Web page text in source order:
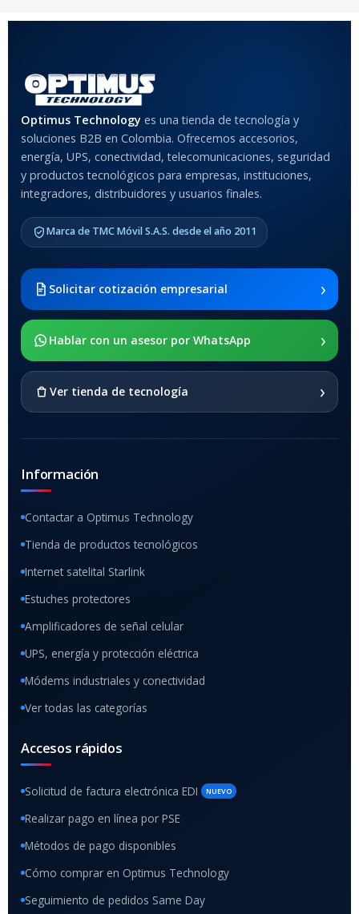
COLOR
Anti-Shock
MODELO DE TABLETS
COMPATIBLES
2021 SM-x200 / Samsung
Galaxy Tab A8 10.5 2021 SM-
x205
SOPORTE DE APOYO
Optimus Technology es una tienda de tecnología y
soluciones B2B en Colombia. Ofrecemos accesorios,
energía, UPS, conectividad, telecomunicaciones, seguridad
y productos tecnológicos para empresas, instituciones,
integradores, distribuidores y usuarios finales.
Marca de TMC Móvil S.A.S. desde el año 2011
Solicitar cotización empresarial ›
Hablar con un asesor por WhatsApp ›
Ver tienda de tecnología ›
Información
Contactar a Optimus Technology
Tienda de productos tecnológicos
Internet satelital Starlink
Estuches protectores
Amplificadores de señal celular
UPS, energía y protección eléctrica
Módems industriales y conectividad
Ver todas las categorías
Accesos rápidos
Solicitud de factura electrónica EDI NUEVO
Realizar pago en línea por PSE
Métodos de pago disponibles
Cómo comprar en Optimus Technology
Seguimiento de pedidos Same Day